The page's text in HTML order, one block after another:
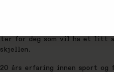
og ekte utstyrs-glede.
for deg som vil ha et litt
20 års erfaring innen sport